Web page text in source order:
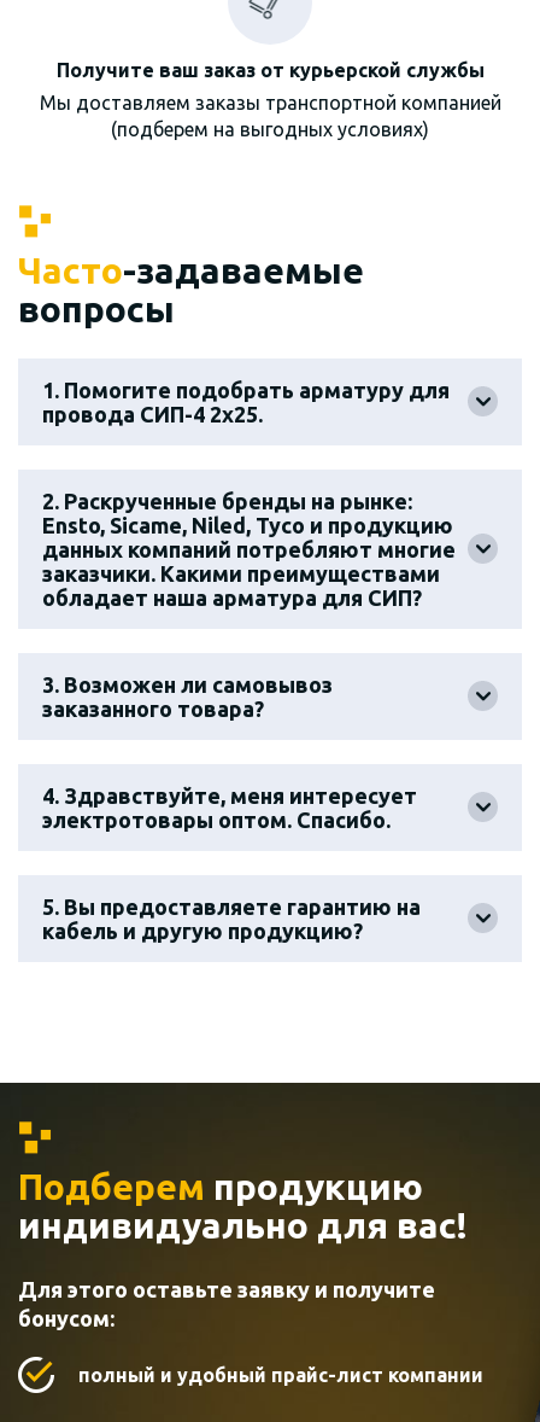
Получите ваш заказ от курьерской службы
Мы доставляем заказы транспортной компанией
(подберем на выгодных условиях)
Часто-задаваемые
вопросы
1. Помогите подобрать арматуру для
провода СИП-4 2х25.
2. Раскрученные бренды на рынке:
Ensto, Sicame, Niled, Tyco и продукцию
данных компаний потребляют многие
заказчики. Какими преимуществами
обладает наша арматура для СИП?
3. Возможен ли самовывоз
заказанного товара?
4. Здравствуйте, меня интересует
электротовары оптом. Спасибо.
5. Вы предоставляете гарантию на
кабель и другую продукцию?
Подберем продукцию
индивидуально для вас!
Для этого оставьте заявку и получите
бонусом:
полный и удобный прайс-лист компании